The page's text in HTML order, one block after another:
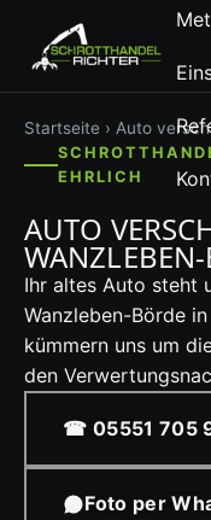
Startseite › Auto
EHRLICH
AUTO
Ihr altes Auto steht
Wanzleben-Börde
kümmern uns um
den
☎ 05551 705
Foto per